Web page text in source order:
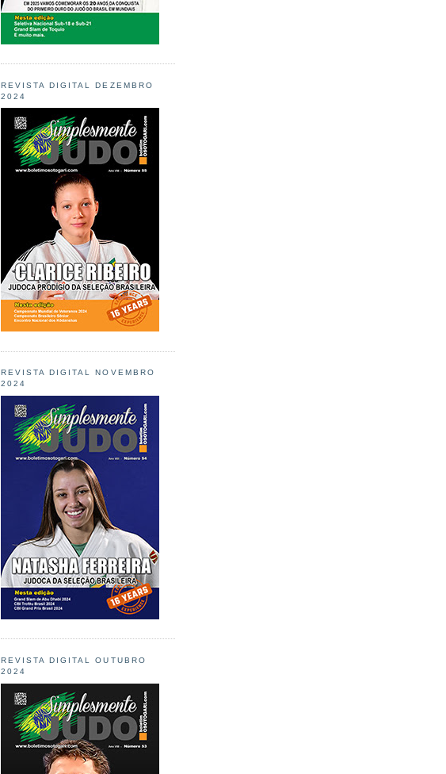
REVISTA DIGITAL DEZEMBRO
2024
REVISTA DIGITAL NOVEMBRO
2024
REVISTA DIGITAL OUTUBRO
2024